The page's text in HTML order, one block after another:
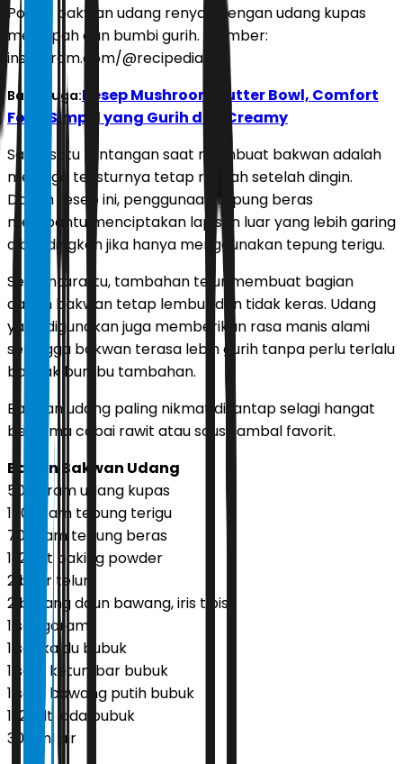
Potret bakwan udang renyah dengan udang kupas
melimpah dan bumbi gurih. (Sumber:
instagram.com/@recipedia.id)
Baca Juga:Resep Mushroom Butter Bowl, Comfort
Food Simpel yang Gurih dan Creamy
Salah satu tantangan saat membuat bakwan adalah
menjaga teksturnya tetap renyah setelah dingin.
Dalam resep ini, penggunaan tepung beras
membantu menciptakan lapisan luar yang lebih garing
dibandingkan jika hanya menggunakan tepung terigu.
Sementara itu, tambahan telur membuat bagian
dalam bakwan tetap lembut dan tidak keras. Udang
yang digunakan juga memberikan rasa manis alami
sehingga bakwan terasa lebih gurih tanpa perlu terlalu
banyak bumbu tambahan.
Bakwan udang paling nikmat disantap selagi hangat
bersama cabai rawit atau saus sambal favorit.
Bahan Bakwan Udang
500 gram udang kupas
150 gram tepung terigu
70 gram tepung beras
1/2 sdt baking powder
2 butir telur
2 batang daun bawang, iris tipis
1 sdt garam
1 sdt kaldu bubuk
1 sdm ketumbar bubuk
1 sdm bawang putih bubuk
1/2 sdt lada bubuk
300 ml air